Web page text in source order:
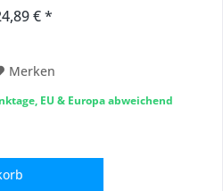
A7 IV, A6700, A6100, kompatibel
€ *
Merken
EU & Europa abweichend